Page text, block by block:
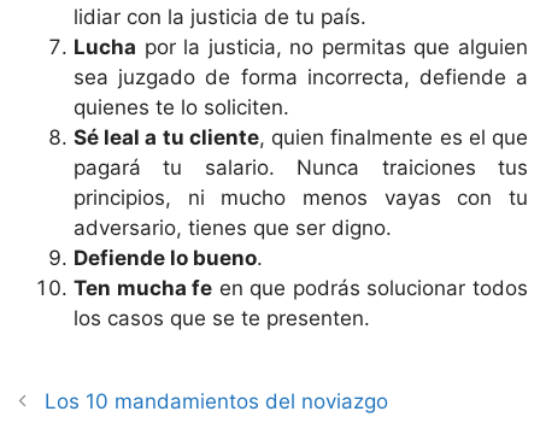
lidiar con la justicia de tu país.
Lucha por la justicia, no permitas que alguien
sea juzgado de forma incorrecta, defiende a
quienes te lo soliciten.
Sé leal a tu cliente, quien finalmente es el que
pagará tu salario. Nunca traiciones tus
principios, ni mucho menos vayas con tu
adversario, tienes que ser digno.
Defiende lo bueno.
Ten mucha fe en que podrás solucionar todos
los casos que se te presenten.
Los 10 mandamientos del noviazgo